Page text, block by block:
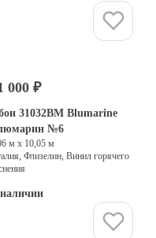
000 ₽
31032BM Blumarine
№6
м х 10,05 м
Флизелин, Винил горячего